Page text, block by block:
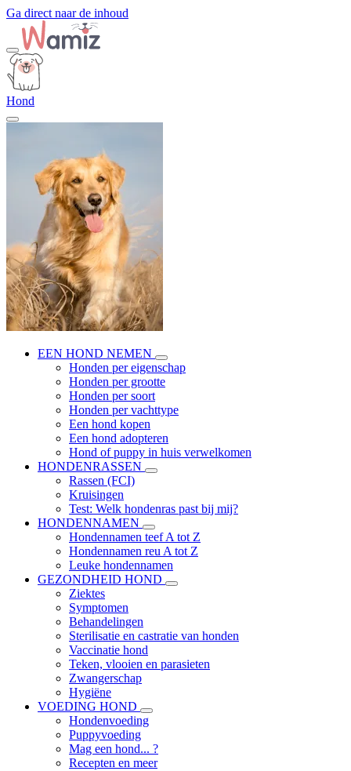
Ga direct naar de inhoud
Hond
EEN HOND NEMEN
Honden per eigenschap
Honden per grootte
Honden per soort
Honden per vachttype
Een hond kopen
Een hond adopteren
Hond of puppy in huis verwelkomen
HONDENRASSEN
Rassen (FCI)
Kruisingen
Test: Welk hondenras past bij mij?
HONDENNAMEN
Hondennamen teef A tot Z
Hondennamen reu A tot Z
Leuke hondennamen
GEZONDHEID HOND
Ziektes
Symptomen
Behandelingen
Sterilisatie en castratie van honden
Vaccinatie hond
Teken, vlooien en parasieten
Zwangerschap
Hygiëne
VOEDING HOND
Hondenvoeding
Puppyvoeding
Mag een hond... ?
Recepten en meer